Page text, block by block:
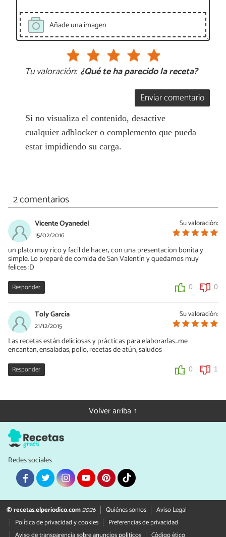
Añade una imagen
Tu valoración: ¿Qué te ha parecido la receta?
Enviar comentario
Si no visualiza el contenido, desactive
cualquier adblocker o complemento que pueda
estar impidiendo su carga.
2 comentarios
Su valoración:
Vicente Oyanedel
15/02/2016
un plato muy rico y facil de hacer; con una presentacion bonita y
simple. Lo preparé de comida de San Valentín y quedamos muy
felices :D
Responder 0 0
Su valoración:
Toly García
21/12/2015
Las recetas están deliciosas y prácticas para elaborarlas...me
encantan, ensaladas, pollo, recetas de atún, saludos
Responder 0 1
Volver arriba ↑
Redes sociales
© recetas.elperiodico.com2026 Quiénes somos
Aviso Legal
Política de privacidad y cookies
Preferencias de privacidad